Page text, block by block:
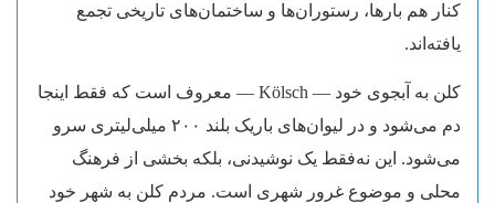
کنار هم بارها، رستوران‌ها و ساختمان‌های تاریخی تجمع
یافته‌اند.
کلن به آبجوی خود — Kölsch — معروف است که فقط اینجا
دم می‌شود و در لیوان‌های باریک بلند ۲۰۰ میلی‌لیتری سرو
می‌شود. این نه‌فقط یک نوشیدنی، بلکه بخشی از فرهنگ
محلی و موضوع غرور شهری است. مردم کلن به شهر خود